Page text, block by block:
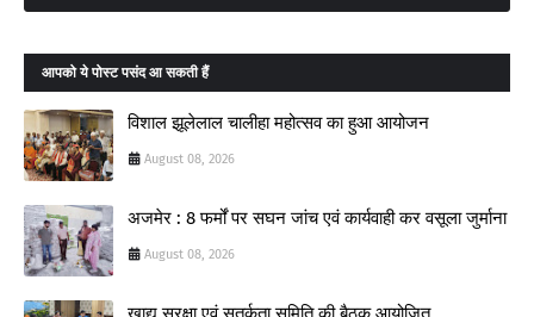
आपको ये पोस्ट पसंद आ सकती हैं
विशाल झूलेलाल चालीहा महोत्सव का हुआ आयोजन
August 08, 2026
अजमेर : 8 फर्मों पर सघन जांच एवं कार्यवाही कर वसूला जुर्माना
August 08, 2026